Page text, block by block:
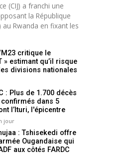
(CIJ) a franchi une
la République
au Rwanda en fixant les
M23 critique le
» estimant qu’il risque
divisions nationales
: Plus de 1.700 décès
confirmés dans 5
l’Ituri, l'épicentre
jour
: Tshisekedi offre
Ougandaise qui
aux côtés FARDC